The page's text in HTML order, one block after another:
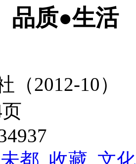
品质●生活
（2012-10）
都 收藏 文化